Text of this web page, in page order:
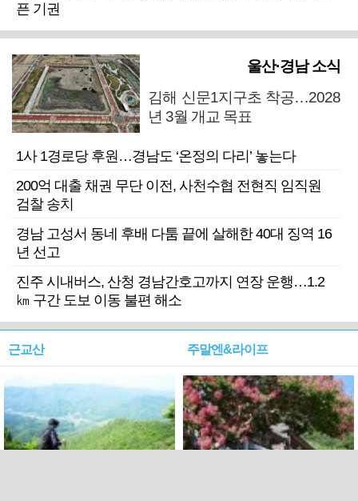
픈 기권
울산·경남 소식
김해 신문1지구초 착공…2028
년 3월 개교 목표
1사 1경로당 후원…경남도 ‘온정의 다리’ 놓는다
200억 대출 채권 무단 이전, 사천수협 전현직 임직원
검찰 송치
경남 고성서 동네 후배 다툼 끝에 살해한 40대 징역 16
년 선고
진주 시내버스, 산청 경남간호고까지 연장 운행…1.2
㎞ 구간 도보 이동 불편 해소
근교산 주말엔&라이프